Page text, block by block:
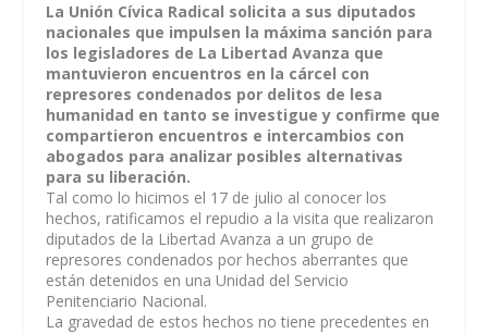
La Unión Cívica Radical solicita a sus diputados
nacionales que impulsen la máxima sanción para
los legisladores de La Libertad Avanza que
mantuvieron encuentros en la cárcel con
represores condenados por delitos de lesa
humanidad en tanto se investigue y confirme que
compartieron encuentros e intercambios con
abogados para analizar posibles alternativas
para su liberación.
Tal como lo hicimos el 17 de julio al conocer los
hechos, ratificamos el repudio a la visita que realizaron
diputados de la Libertad Avanza a un grupo de
represores condenados por hechos aberrantes que
están detenidos en una Unidad del Servicio
Penitenciario Nacional.
La gravedad de estos hechos no tiene precedentes en